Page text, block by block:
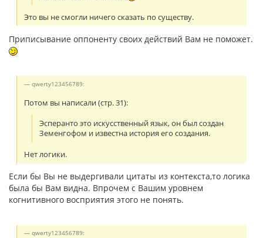
Это вы не смогли ничего сказать по существу.
Приписывание оппоненту своих действий Вам не поможет.
qwerty123456789:
Потом вы написали (стр. 31):
Эсперанто это искусственный язык, он был создан
Земенгофом и известна история его создания.
Нет логики.
Если бы Вы не выдергивали цитаты из контекста,то логика
была бы Вам видна. Впрочем с Вашим уровнем
когнитивного восприятия этого не понять.
qwerty123456789: